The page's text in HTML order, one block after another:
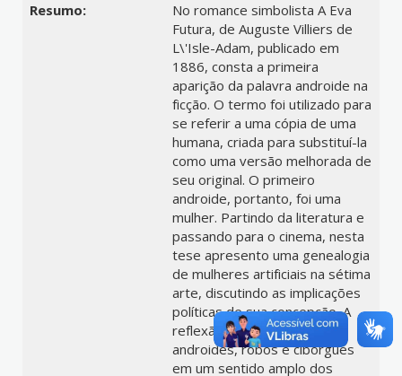
Resumo:
No romance simbolista A Eva
Futura, de Auguste Villiers de
L\'Isle-Adam, publicado em
1886, consta a primeira
aparição da palavra androide na
ficção. O termo foi utilizado para
se referir a uma cópia de uma
humana, criada para substituí-la
como uma versão melhorada de
seu original. O primeiro
androide, portanto, foi uma
mulher. Partindo da literatura e
passando para o cinema, nesta
tese apresento uma genealogia
de mulheres artificiais na sétima
arte, discutindo as implicações
políticas de sua concepção. A
reflexão, que engloba
androides, robôs e ciborgues
em um sentido amplo dos